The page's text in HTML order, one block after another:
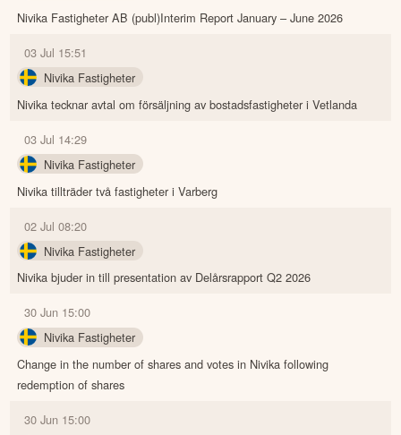
Nivika Fastigheter AB (publ)Interim Report January – June 2026
03 Jul 15:51
Nivika Fastigheter
Nivika tecknar avtal om försäljning av bostadsfastigheter i Vetlanda
03 Jul 14:29
Nivika Fastigheter
Nivika tillträder två fastigheter i Varberg
02 Jul 08:20
Nivika Fastigheter
Nivika bjuder in till presentation av Delårsrapport Q2 2026
30 Jun 15:00
Nivika Fastigheter
Change in the number of shares and votes in Nivika following
redemption of shares
30 Jun 15:00